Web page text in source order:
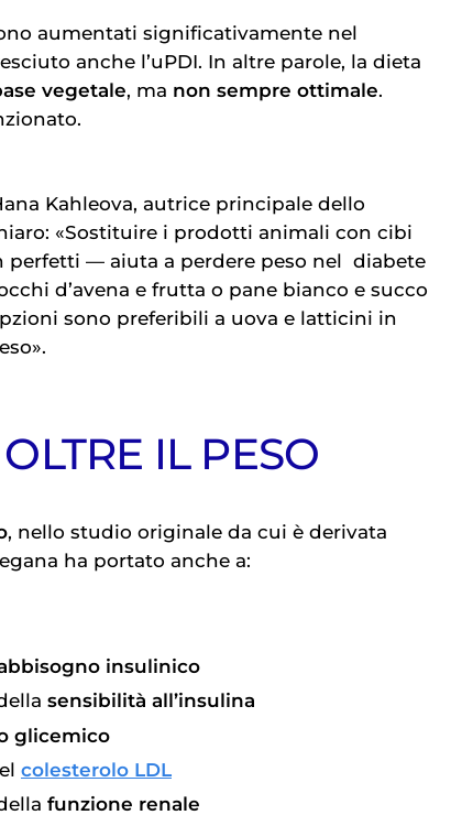
aumentati significativamente nel
anche l’uPDI. In altre parole, la dieta
vegetale, ma non sempre ottimale.
Kahleova, autrice principale dello
«Sostituire i prodotti animali con cibi
perfetti — aiuta a perdere peso nel diabete
d’avena e frutta o pane bianco e succo
sono preferibili a uova e latticini in
IL PESO
, nello studio originale da cui è derivata
ha portato anche a:
insulinico
sensibilità all’insulina
glicemico
colesterolo LDL
funzione renale